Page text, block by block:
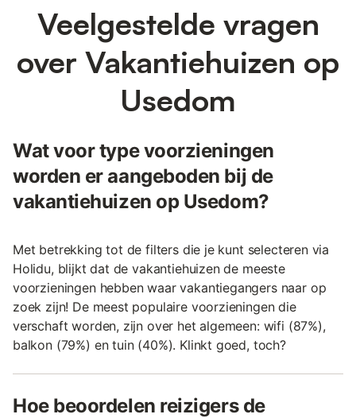
Veelgestelde vragen
over Vakantiehuizen op
Usedom
Wat voor type voorzieningen
worden er aangeboden bij de
vakantiehuizen op Usedom?
Met betrekking tot de filters die je kunt selecteren via
Holidu, blijkt dat de vakantiehuizen de meeste
voorzieningen hebben waar vakantiegangers naar op
zoek zijn! De meest populaire voorzieningen die
verschaft worden, zijn over het algemeen: wifi (87%),
balkon (79%) en tuin (40%). Klinkt goed, toch?
Hoe beoordelen reizigers de